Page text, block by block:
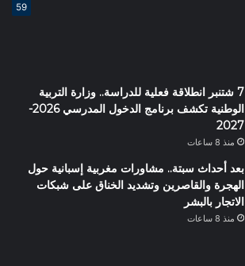
59
7 شتنبر انطلاقة فعلية للدراسة.. وزارة التربية
الوطنية تكشف برنامج الدخول المدرسي 2026-
2027
منذ 8 ساعات
بعد أحداث سبتة.. مشاورات مغربية إسبانية حول
الهجرة والقاصرين وتشديد الخناق على شبكات
الاتجار بالبشر
منذ 8 ساعات